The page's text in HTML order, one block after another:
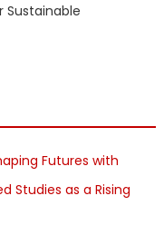
Sustainable
Futures with
Studies as a Rising